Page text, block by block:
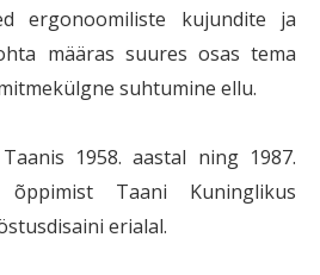
ergonoomiliste kujundite ja
määras suures osas tema
suhtumine ellu.
1958. aastal ning 1987.
Taani Kuninglikus
erialal.